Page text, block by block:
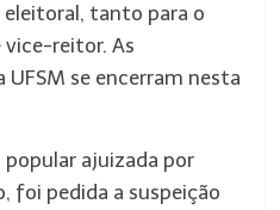
tanto para o
reitor. As
UFSM se encerram nesta
ajuizada por
foi pedida a suspeição